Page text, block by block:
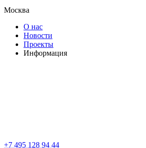
Москва
О нас
Новости
Проекты
Информация
+7 495 128 94 44